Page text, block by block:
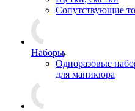
Сопутствующие
Наборы
Одноразовые
для маникюра